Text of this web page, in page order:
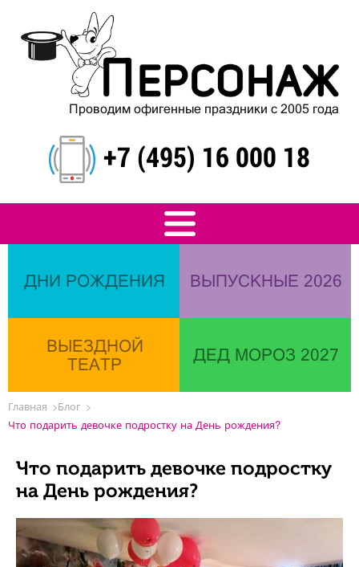
Проводим офигенные праздники с 2005 года
+7 (495) 16 000 18
ДНИ РОЖДЕНИЯ ВЫПУСКНЫЕ 2026
ВЫЕЗДНОЙ
ТЕАТР
ДЕД МОРОЗ 2027
Главная
Блог
Что подарить девочке подростку на День рождения?
Что подарить девочке подростку
на День рождения?